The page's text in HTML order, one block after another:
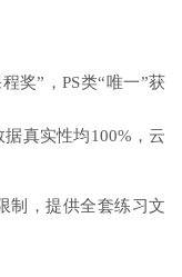
奖”，PS类“唯一”获
据真实性均100%，云
制，提供全套练习文